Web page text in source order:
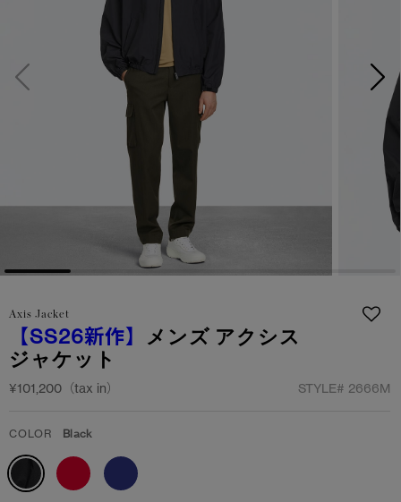
サマー 26 コレクションLOOK
日本限定モデル
スノーグース
メイドインジャパンTシャツ
アウターウェア
アパレル
アクセサリー
コレクション
サマー 26 コレクションLOOK
日本限定モデル
スノーグース
メイドインジャパンTシャツ
アウターウェア
アパレル
アクセサリー
コレクション
コレクション
品の価値を受け継いでいきます。
アーカイブの希少なピースもご覧いただけます。
詳しく見る
Axis Jacket
【SS26新作】 メンズ アクシス
ジャケット
¥101,200（tax in） STYLE# 2666M
COLOR Black